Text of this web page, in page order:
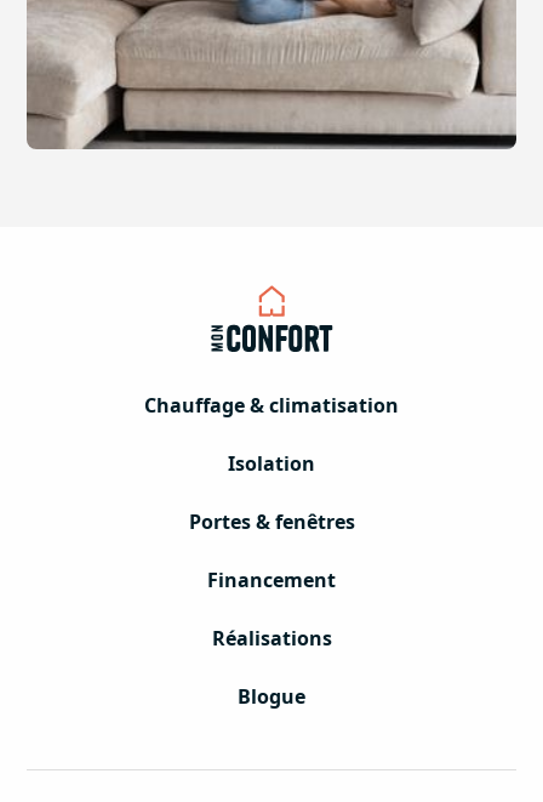
Chauffage & climatisation
Isolation
Portes & fenêtres
Financement
Réalisations
Blogue